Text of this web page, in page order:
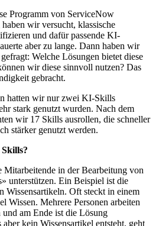
Programm von ServiceNow
wir versucht, klassische
und dafür passende KI-
aber zu lange. Dann haben wir
Welche Lösungen bietet diese
wir diese sinnvoll nutzen? Das
gebracht.
hatten wir nur zwei KI-Skills
stark genutzt wurden. Nach dem
wir 17 Skills ausrollen, die schneller
stärker genutzt werden.
Mitarbeitende in der Bearbeitung von
unterstützen. Ein Beispiel ist die
Wissensartikeln. Oft steckt in einem
Wissen. Mehrere Personen arbeiten
am Ende ist die Lösung
kein Wissensartikel entsteht, geht